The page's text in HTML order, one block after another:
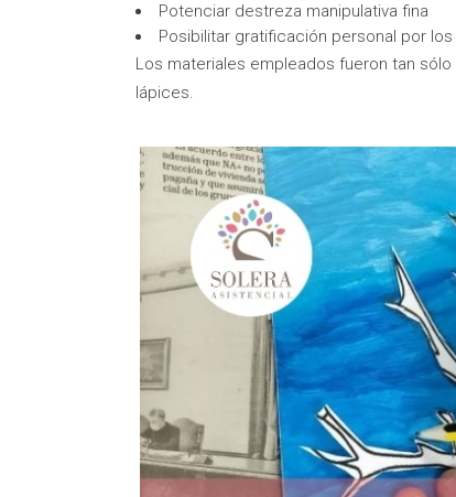
Potenciar destreza manipulativa fina
Posibilitar gratificación personal por
Los materiales empleados fueron tan
lápices.